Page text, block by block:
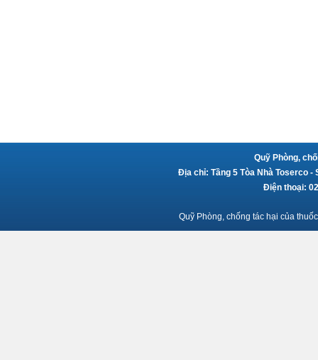
Quỹ Phòng,
Địa chỉ: Tầng 5 Tòa Nhà Toserco -
Điện thoại:
Quỹ Phòng, chống tác hại của